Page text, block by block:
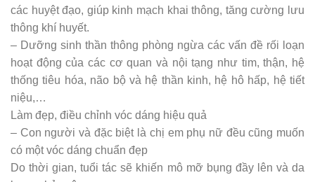
các huyệt đạo, giúp kinh mạch khai thông, tăng cường lưu
thông khí huyết.
– Dưỡng sinh thần thông phòng ngừa các vấn đề rối loạn
hoạt động của các cơ quan và nội tạng như tim, thận, hệ
thống tiêu hóa, não bộ và hệ thần kinh, hệ hô hấp, hệ tiết
niệu,…
Làm đẹp, điều chỉnh vóc dáng hiệu quả
– Con người và đặc biệt là chị em phụ nữ đều cũng muốn
có một vóc dáng chuẩn đẹp
Do thời gian, tuổi tác sẽ khiến mô mỡ bụng đầy lên và da